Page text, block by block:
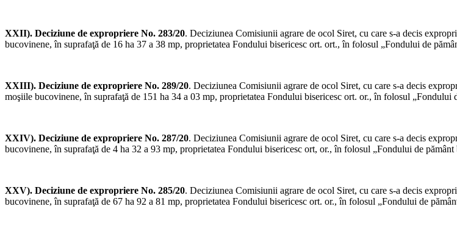
XXII). Deciziune de expropriere No. 283/20. Deciziunea Comisiunii agrare de ocol Siret, cu care s-a decis
bucovinene, în suprafaţă de 16 ha 37 a 38 mp, proprietatea Fondului bisericesc ort. ort., în folosul „Fondului de
XXIII). Deciziune de expropriere No. 289/20. Deciziunea Comisiunii agrare de ocol Siret, cu care s-a decis
moşiile bucovinene, în suprafaţă de 151 ha 34 a 03 mp, proprietatea Fondului bisericesc ort. or., în folosul „Fondului
XXIV). Deciziune de expropriere No. 287/20. Deciziunea Comisiunii agrare de ocol Siret, cu care s-a decis
bucovinene, în suprafaţă de 4 ha 32 a 93 mp, proprietatea Fondului bisericesc ort, or., în folosul „Fondului de
XXV). Deciziune de expropriere No. 285/20. Deciziunea Comisiunii agrare de ocol Siret, cu care s-a decis
bucovinene, în suprafaţă de 67 ha 92 a 81 mp, proprietatea Fondului bisericesc ort. or., în folosul „Fondului de